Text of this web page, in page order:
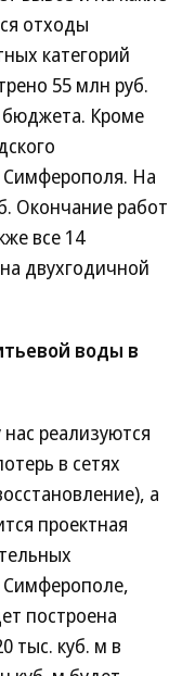
отходы
категорий
55 млн руб.
бюджета. Кроме
Симферополя. На
Окончание работ
все 14
двухгодичной
воды в
реализуются
в сетях
а
проектная
построена
тыс. куб. м в